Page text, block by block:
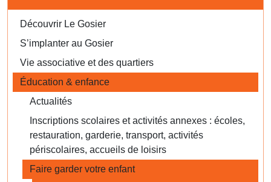
Découvrir Le Gosier
S’implanter au Gosier
Vie associative et des quartiers
Éducation & enfance
Actualités
Inscriptions scolaires et activités annexes : écoles,
restauration, garderie, transport, activités
périscolaires, accueils de loisirs
Faire garder votre enfant